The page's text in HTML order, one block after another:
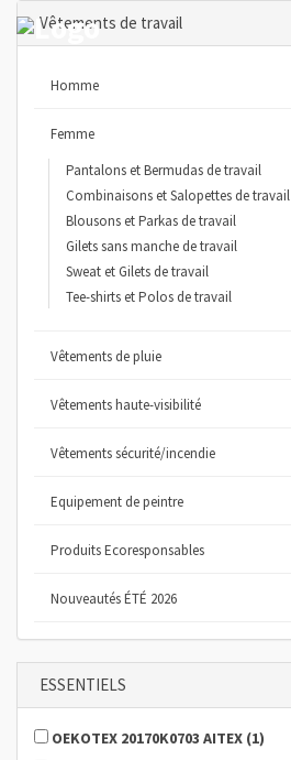
Vêtements de travail
Homme
Femme
Pantalons et Bermudas de travail
Combinaisons et Salopettes de travail
Blousons et Parkas de travail
Gilets sans manche de travail
Sweat et Gilets de travail
Tee-shirts et Polos de travail
Vêtements de pluie
Vêtements haute-visibilité
Vêtements sécurité/incendie
Equipement de peintre
Produits Ecoresponsables
Nouveautés ÉTÉ 2026
ESSENTIELS
OEKOTEX 20170K0703 AITEX (1)